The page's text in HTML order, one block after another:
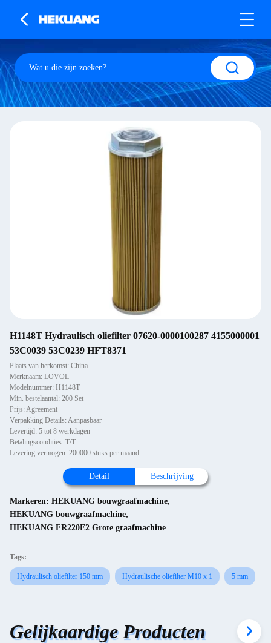
H1148T Hydraulisch oliefilter 07620-0000100287 4155000001
53C0039 53C0239 HFT8371
Plaats van herkomst: China
Merknaam: LOVOL
Modelnummer: H1148T
Min. bestelaantal: 200 Set
Prijs: Agreement
Verpakking Details: Aanpasbaar
Levertijd: 5 tot 8 werkdagen
Betalingscondities: T/T
Levering vermogen: 200000 stuks per maand
Detail Beschrijving
Markeren: HEKUANG bouwgraafmachine,
HEKUANG bouwgraafmachine,
HEKUANG FR220E2 Grote graafmachine
Tags:
Hydraulisch oliefilter 150 mm Hydraulische oliefilter M10 x 1 5 mm
Gelijkaardige Producten